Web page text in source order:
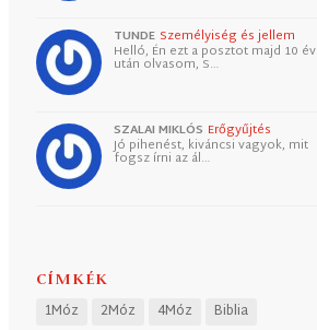
TUNDE Személyiség és jellem
Helló, Én ezt a posztot majd 10 év
után olvasom, S…
SZALAI MIKLÓS Erőgyűjtés
Jó pihenést, kiváncsi vagyok, mit
fogsz írni az ál…
CÍMKÉK
1Móz 2Móz 4Móz
Biblia